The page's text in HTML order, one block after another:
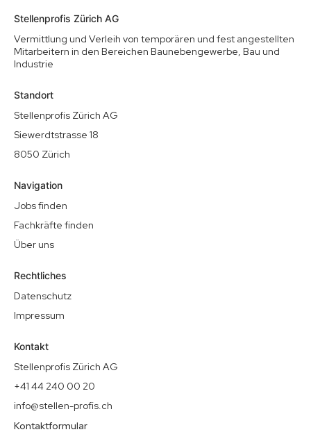
Stellenprofis Zürich AG
Vermittlung und Verleih von temporären und fest angestellten
Mitarbeitern in den Bereichen Baunebengewerbe, Bau und
Industrie
Standort
Stellenprofis Zürich AG
Siewerdtstrasse 18
8050 Zürich
Navigation
Jobs finden
Fachkräfte finden
Über uns
Rechtliches
Datenschutz
Impressum
Kontakt
Stellenprofis Zürich AG
+41 44 240 00 20
info@stellen-profis.ch
Kontaktformular